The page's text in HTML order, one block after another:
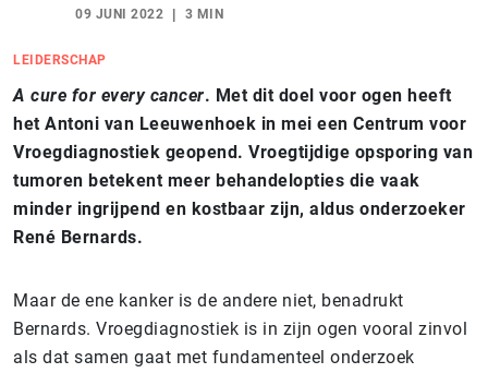
09 JUNI 2022 3 MIN
LEIDERSCHAP
A cure for every cancer. Met dit doel voor ogen heeft
het Antoni van Leeuwenhoek in mei een Centrum voor
Vroegdiagnostiek geopend. Vroegtijdige opsporing van
tumoren betekent meer behandelopties die vaak
minder ingrijpend en kostbaar zijn, aldus onderzoeker
René Bernards.
Maar de ene kanker is de andere niet, benadrukt
Bernards. Vroegdiagnostiek is in zijn ogen vooral zinvol
als dat samen gaat met fundamenteel onderzoek